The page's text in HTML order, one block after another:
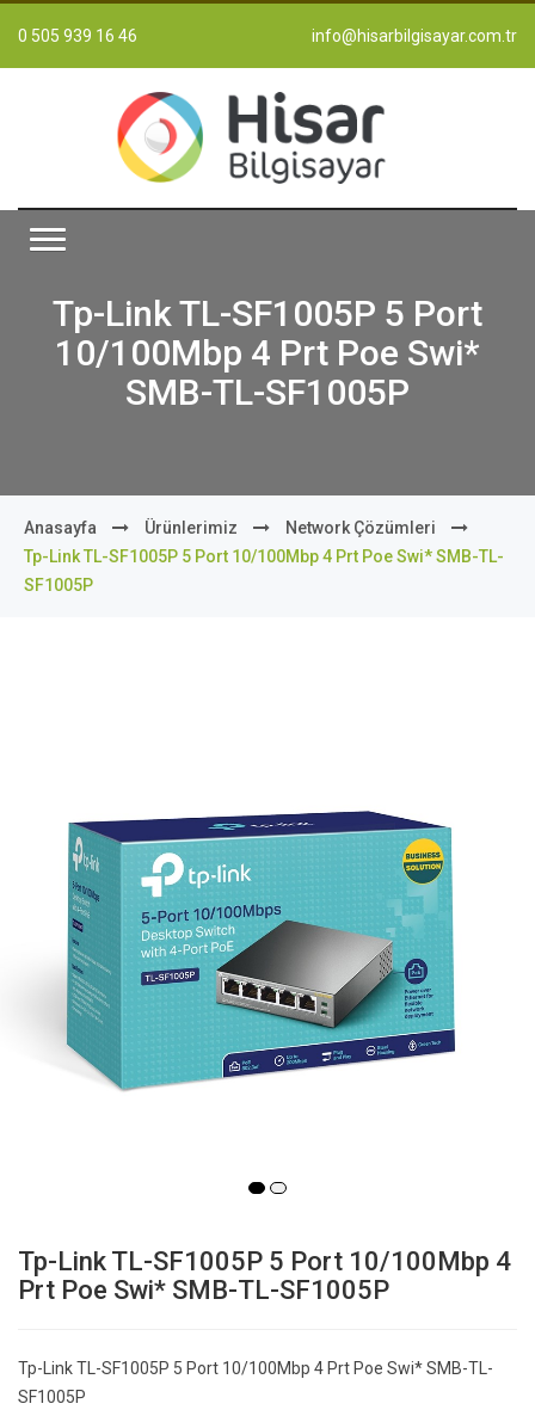
0 505 939 16 46 info@hisarbilgisayar.com.tr
Tp-Link TL-SF1005P 5 Port
10/100Mbp 4 Prt Poe Swi*
SMB-TL-SF1005P
Anasayfa Ürünlerimiz
Network Çözümleri
Tp-Link TL-SF1005P 5 Port 10/100Mbp 4 Prt Poe Swi* SMB-TL-
SF1005P
Tp-Link TL-SF1005P 5 Port 10/100Mbp 4
Prt Poe Swi* SMB-TL-SF1005P
Tp-Link TL-SF1005P 5 Port 10/100Mbp 4 Prt Poe Swi* SMB-TL-
SF1005P